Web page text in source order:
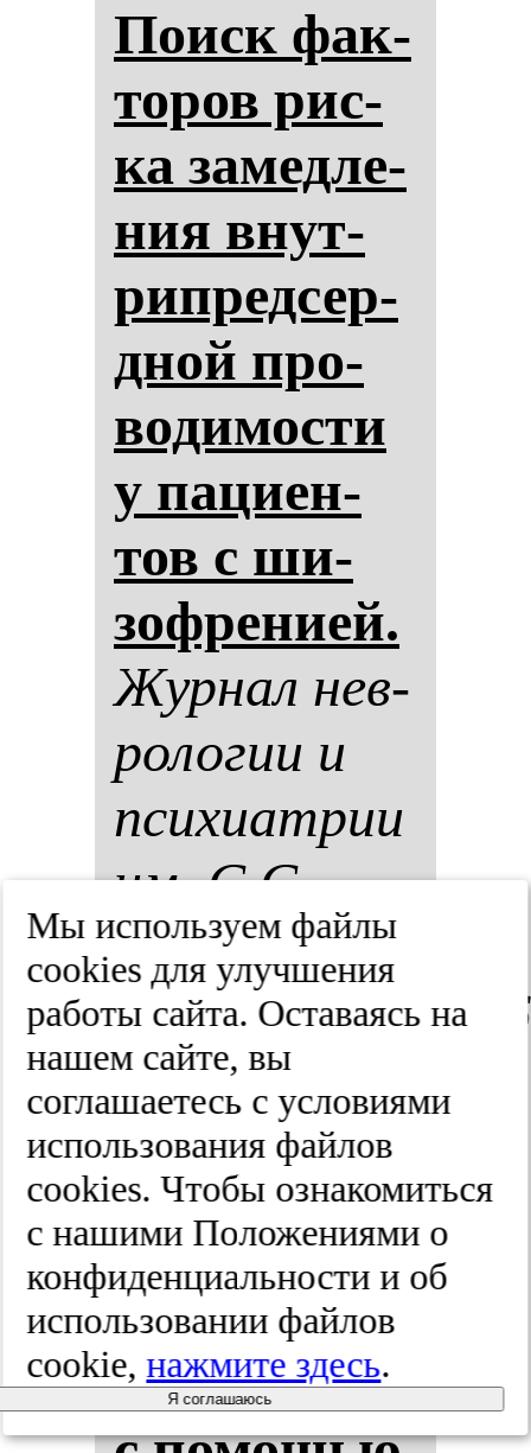
Поиск фак­
то­ров рис­
ка за­мед­ле­
ния внут­
рип­ред­сер­
дной про­
во­ди­мос­ти
у па­ци­ен­
тов с ши­
зоф­ре­ни­ей.
Жур­нал нев­
ро­ло­гии и
пси­хи­ат­рии
им. С.С.
Кор­са­ко­ва.
2025;(11):111-116
Ис­сле­до­ва­
ние ког­ни­
тив­ных эф­
фек­тов пе­
рам­па­не­ла
Мы используем файлы
cооkies для улучшения
работы сайта. Оставаясь на
нашем сайте, вы
соглашаетесь с условиями
использования файлов
cооkies. Чтобы ознакомиться
с нашими Положениями о
конфиденциальности и об
использовании файлов
cookie,нажмите здесь.
Я соглашаюсь